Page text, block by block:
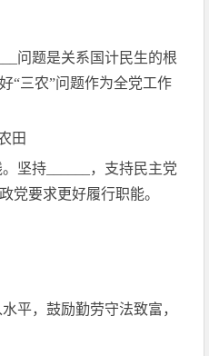
问题是关系国计民生的根
“三农”问题作为全党工作
田
坚持
，支持民主党
党要求更好履行职能。
平，鼓励勤劳守法致富，